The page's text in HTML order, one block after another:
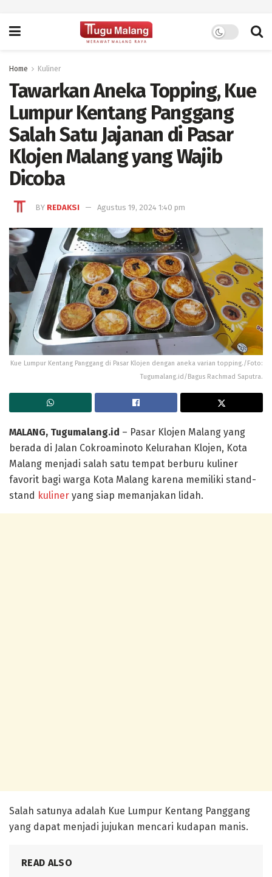
Home Kuliner
Tawarkan Aneka Topping, Kue
Lumpur Kentang Panggang
Salah Satu Jajanan di Pasar
Klojen Malang yang Wajib
Dicoba
BY REDAKSI Agustus 19, 2024 1:40 pm
Kue Lumpur Kentang Panggang di Pasar Klojen dengan aneka varian topping./Foto:
Tugumalang.id/Bagus Rachmad Saputra.
MALANG, Tugumalang.id – Pasar Klojen Malang yang
berada di Jalan Cokroaminoto Kelurahan Klojen, Kota
Malang menjadi salah satu tempat berburu kuliner
favorit bagi warga Kota Malang karena memiliki stand-
stand kuliner yang siap memanjakan lidah.
Salah satunya adalah Kue Lumpur Kentang Panggang
yang dapat menjadi jujukan mencari kudapan manis.
READ ALSO